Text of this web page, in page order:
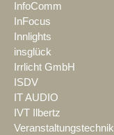
InfoComm
InFocus
Innlights
insglück
Irrlicht GmbH
ISDV
IT AUDIO
IVT Ilbertz
Veranstaltungstechnik